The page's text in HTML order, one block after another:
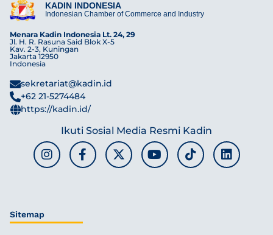
KADIN INDONESIA
Indonesian Chamber of Commerce and Industry
Menara Kadin Indonesia Lt. 24, 29
Jl. H. R. Rasuna Said Blok X-5
Kav. 2-3, Kuningan
Jakarta 12950
Indonesia
sekretariat@kadin.id
+62 21-5274484
https://kadin.id/
Ikuti Sosial Media Resmi Kadin
Sitemap